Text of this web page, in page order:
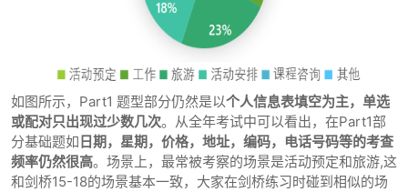
如图所示，Part1 题型部分仍然是以个人信息表填空为主，单选
或配对只出现过少数几次。从全年考试中可以看出，在Part1部
分基础题如 日期，星期，价格，地址，编码，电话号码等的考查
频率仍然很高。场景上，最常被考察的场景是活动预定和旅游,这
和剑桥15-18的场景基本一致，大家在剑桥练习时碰到相似的场